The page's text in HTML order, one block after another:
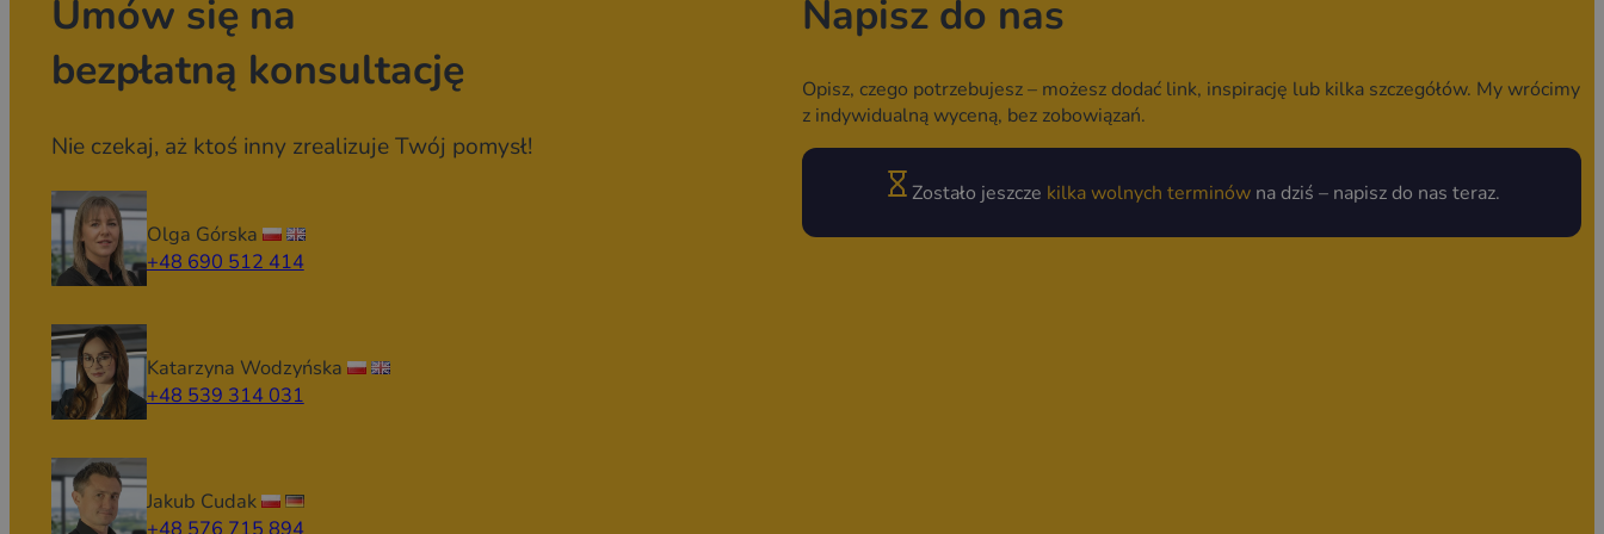
Umów się na
bezpłatną konsultację
Nie czekaj, aż ktoś inny zrealizuje Twój pomysł!
Olga Górska
+48 690 512 414
Katarzyna Wodzyńska
+48 539 314 031
Jakub Cudak
+48 576 715 894
Napisz do nas
Opisz, czego potrzebujesz – możesz dodać link, inspirację lub kilka szczegółów. My wrócimy
z indywidualną wyceną, bez zobowiązań.
Zostało jeszcze kilka wolnych terminów na dziś – napisz do nas teraz.